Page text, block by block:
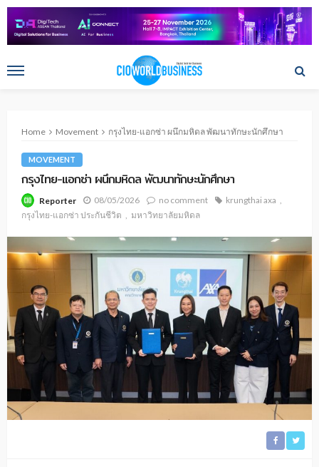
Home Movement กรุงไทย-แอกซ่า ผนึกมหิดล พัฒนาทักษะนักศึกษา
MOVEMENT
กรุงไทย-แอกซ่า ผนึกมหิดล พัฒนาทักษะนักศึกษา
Reporter 08/05/2026 no comment
krungthai axa
กรุงไทย-แอกซ่า ประกันชีวิต
มหาวิทยาลัยมหิดล